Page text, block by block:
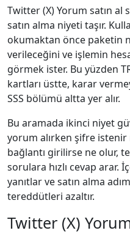
Twitter (X) Yorum satın
satın alma niyeti taşır.
okumaktan önce paketin
verileceğini ve işlemin
görmek ister. Bu yüzden
kartları üstte, karar
SSS bölümü altta yer alır.
Bu aramada ikinci niyet
yorum alırken şifre istenir
bağlantı girilirse ne olur,
sorulara hızlı cevap arar.
yanıtlar ve satın alma
tereddütleri azaltır.
Twitter (X)